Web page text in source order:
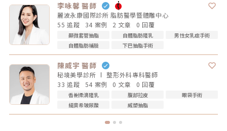
李咏馨 醫師
麗波永康國際診所 脂肪醫學暨體雕中心
55 追蹤
34 案例 2 文章 0 回覆
顯微套管抽脂 自體脂肪隆乳
男性女乳症手術
自體脂肪補臉
下巴抽脂手術
陳威宇 醫師
秘境美學診所 整形外科專科醫師
33 追蹤
54 案例 0 文章 0 回覆
香榭柔滴隆乳 腹部拉皮
眼袋手術
緹奧希玻尿酸
威塑抽脂